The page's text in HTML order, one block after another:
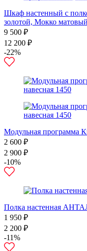
Шкаф настенный с
золотой, Мокко матовый
9 500 ₽
12 200 ₽
-22%
Модульная программа
2 600 ₽
2 900 ₽
-10%
Полка настенная
1 950 ₽
2 200 ₽
-11%